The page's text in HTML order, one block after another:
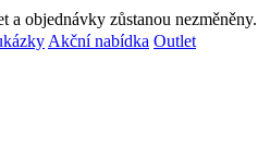
a objednávky zůstanou nezměněny.
Akční nabídka Outlet